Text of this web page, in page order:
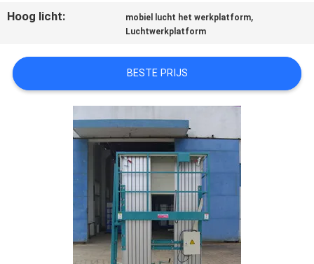
VRAAG
OFFERTE
SITEMAP
PRIVACYBELEID
Hoog licht: mobiel lucht het werkplatform,
Luchtwerkplatform
BESTE PRIJS